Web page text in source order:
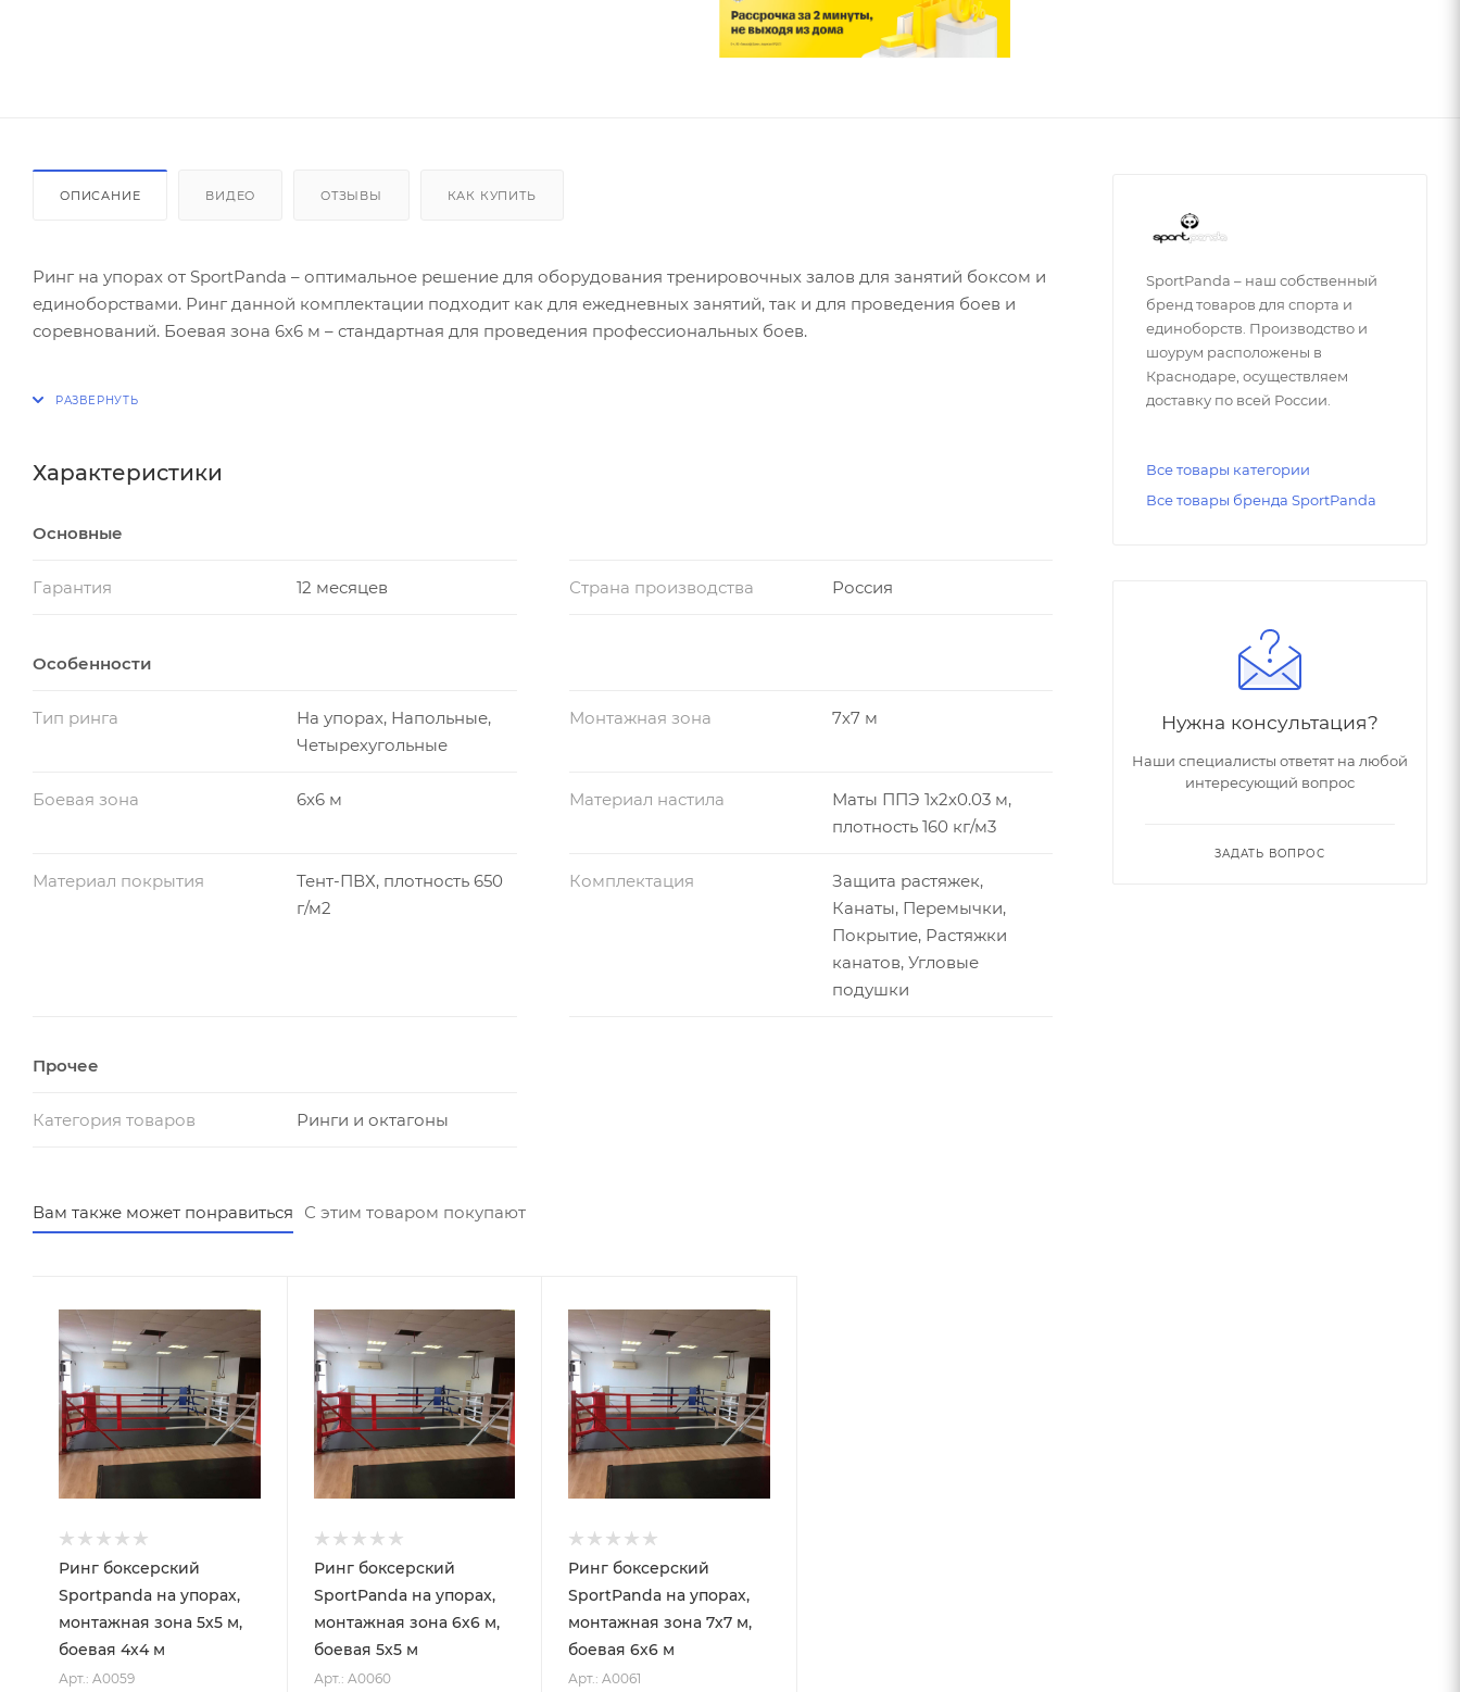
ОПИСАНИЕ ВИДЕО ОТЗЫВЫ КАК КУПИТЬ
Ринг на упорах от SportPanda – оптимальное решение для оборудования тренировочных залов для занятий боксом и
единоборствами. Ринг данной комплектации подходит как для ежедневных занятий, так и для проведения боев и
соревнований. Боевая зона 6х6 м – стандартная для проведения профессиональных боев.
модель может располагаться даже в детских залах единоборств.
Настил - маты ППЭ 1х2х0.03 м, плотностью 160 кг/м3
Угловые подушки - 4 шт
Перемычки канатов - 8 шт
Инструкция по сборке прилагается.
Характеристики
Основные
Гарантия 12 месяцев Страна производства Россия
Особенности
Тип ринга
На упорах, Напольные,
Четырехугольные
Монтажная зона 7х7 м
Боевая зона 6х6 м Материал настила
Маты ППЭ 1х2х0.03 м,
плотность 160 кг/м3
Материал покрытия
Тент-ПВХ, плотность 650
г/м2
Комплектация
Защита растяжек,
Канаты, Перемычки,
Покрытие, Растяжки
канатов, Угловые
подушки
Прочее
Категория товаров Ринги и октагоны
Вам также может понравиться С этим товаром покупают
Ринг боксерский
Sportpanda на упорах,
монтажная зона 5х5 м,
боевая 4х4 м
Арт.: A0059
Ринг боксерский
SportPanda на упорах,
монтажная зона 6х6 м,
боевая 5х5 м
Арт.: A0060
Ринг боксерский
SportPanda на упорах,
монтажная зона 7х7 м,
боевая 6х6 м
Арт.: A0061
SportPanda – наш собственный
бренд товаров для спорта и
единоборств. Производство и
шоурум расположены в
Краснодаре, осуществляем
доставку по всей России.
Все товары категории
Все товары бренда SportPanda
Нужна консультация?
Наши специалисты ответят на любой
интересующий вопрос
ЗАДАТЬ ВОПРОС